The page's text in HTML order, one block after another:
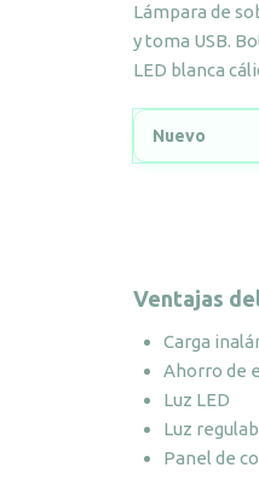
Lámpara de
y toma USB.
LED blanca
Nuevo
Ventajas
Carga
Ahorro de
Luz LED
Luz
Panel de